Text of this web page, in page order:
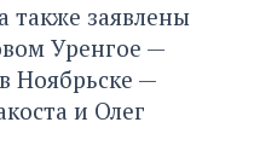
также заявлены
Уренгое —
Ноябрьске —
и Олег